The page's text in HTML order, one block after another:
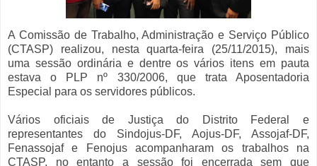
A Comissão de Trabalho, Administração e Serviço Público
(CTASP) realizou, nesta quarta-feira (25/11/2015), mais
uma sessão ordinária e dentre os vários itens em pauta
estava o PLP nº 330/2006, que trata Aposentadoria
Especial para os servidores públicos.
Vários oficiais de Justiça do Distrito Federal e
representantes do Sindojus-DF, Aojus-DF, Assojaf-DF,
Fenassojaf e Fenojus acompanharam os trabalhos na
CTASP, no entanto a sessão foi encerrada sem que